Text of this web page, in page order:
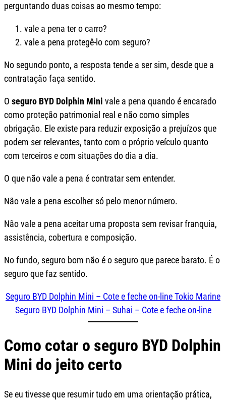
perguntando duas coisas ao mesmo tempo:
vale a pena ter o carro?
vale a pena protegê-lo com seguro?
No segundo ponto, a resposta tende a ser sim, desde que a
contratação faça sentido.
O seguro BYD Dolphin Mini vale a pena quando é encarado
como proteção patrimonial real e não como simples
obrigação. Ele existe para reduzir exposição a prejuízos que
podem ser relevantes, tanto com o próprio veículo quanto
com terceiros e com situações do dia a dia.
O que não vale a pena é contratar sem entender.
Não vale a pena escolher só pelo menor número.
Não vale a pena aceitar uma proposta sem revisar franquia,
assistência, cobertura e composição.
No fundo, seguro bom não é o seguro que parece barato. É o
seguro que faz sentido.
Seguro BYD Dolphin Mini – Cote e feche on-line Tokio Marine
Seguro BYD Dolphin Mini – Suhai – Cote e feche on-line
Como cotar o seguro BYD Dolphin
Mini do jeito certo
Se eu tivesse que resumir tudo em uma orientação prática,